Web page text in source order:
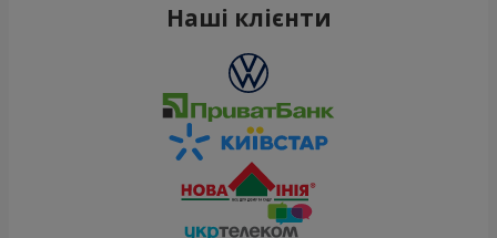
Наші клієнти